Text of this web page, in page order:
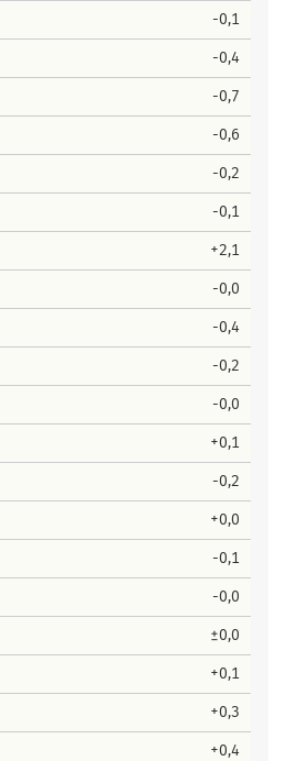
-0,1
-0,4
-0,7
-0,6
-0,2
-0,1
+2,1
-0,0
-0,4
-0,2
-0,0
+0,1
-0,2
+0,0
-0,1
-0,0
±0,0
+0,1
+0,3
+0,4